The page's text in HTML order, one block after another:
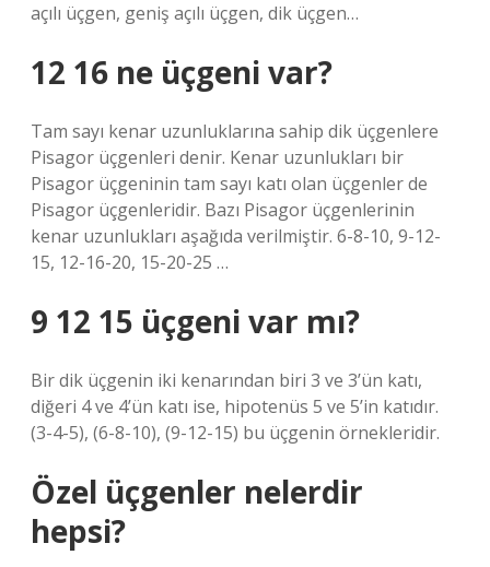
açılı üçgen, geniş açılı üçgen, dik üçgen…
12 16 ne üçgeni var?
Tam sayı kenar uzunluklarına sahip dik üçgenlere
Pisagor üçgenleri denir. Kenar uzunlukları bir
Pisagor üçgeninin tam sayı katı olan üçgenler de
Pisagor üçgenleridir. Bazı Pisagor üçgenlerinin
kenar uzunlukları aşağıda verilmiştir. 6-8-10, 9-12-
15, 12-16-20, 15-20-25 …
9 12 15 üçgeni var mı?
Bir dik üçgenin iki kenarından biri 3 ve 3’ün katı,
diğeri 4 ve 4’ün katı ise, hipotenüs 5 ve 5’in katıdır.
(3-4-5), (6-8-10), (9-12-15) bu üçgenin örnekleridir.
Özel üçgenler nelerdir
hepsi?